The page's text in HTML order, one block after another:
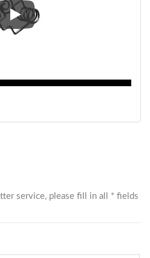
X-Tipi Yay Şekillendirici,